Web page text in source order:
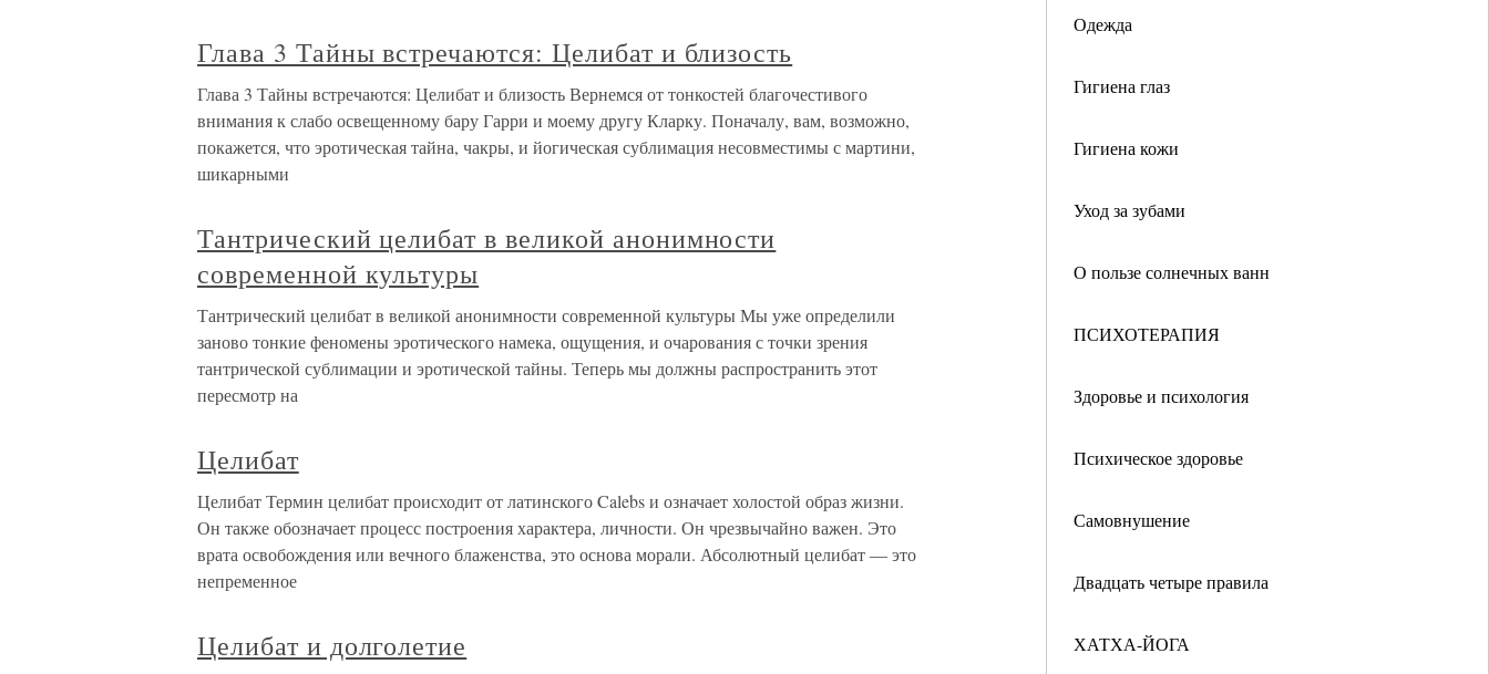
Одежда
Гигиена глаз
Гигиена кожи
Уход за зубами
О пользе солнечных ванн
ПСИХОТЕРАПИЯ
Здоровье и психология
Психическое здоровье
Самовнушение
Двадцать четыре правила
ХАТХА-ЙОГА
Глава 3 Тайны встречаются: Целибат и близость
Глава 3 Тайны встречаются: Целибат и близость Вернемся от тонкостей благочестивого
внимания к слабо освещенному бару Гарри и моему другу Кларку. Поначалу, вам, возможно,
покажется, что эротическая тайна, чакры, и йогическая сублимация несовместимы с мартини,
шикарными
Тантрический целибат в великой анонимности
современной культуры
Тантрический целибат в великой анонимности современной культуры Мы уже определили
заново тонкие феномены эротического намека, ощущения, и очарования с точки зрения
тантрической сублимации и эротической тайны. Теперь мы должны распространить этот
пересмотр на
Целибат
Целибат Термин целибат происходит от латинского Calebs и означает холостой образ жизни.
Он также обозначает процесс построения характера, личности. Он чрезвычайно важен. Это
врата освобождения или вечного блаженства, это основа морали. Абсолютный целибат — это
непременное
Целибат и долголетие